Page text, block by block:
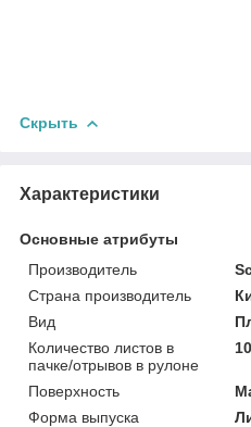
Скрыть
Характеристики
Основные атрибуты
Производитель
Страна производитель
Вид
Количество листов в
пачке/отрывов в рулоне
Поверхность
Форма выпуска